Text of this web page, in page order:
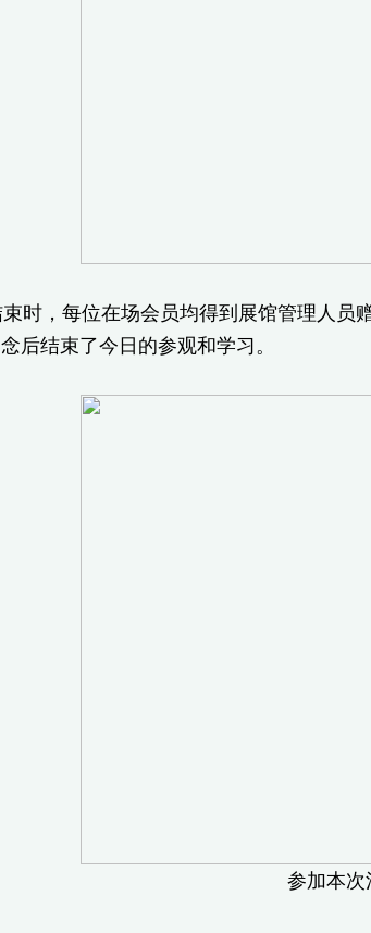
时，每位在场会员均得到展馆管理人员
后结束了今日的参观和学习。
参加本次